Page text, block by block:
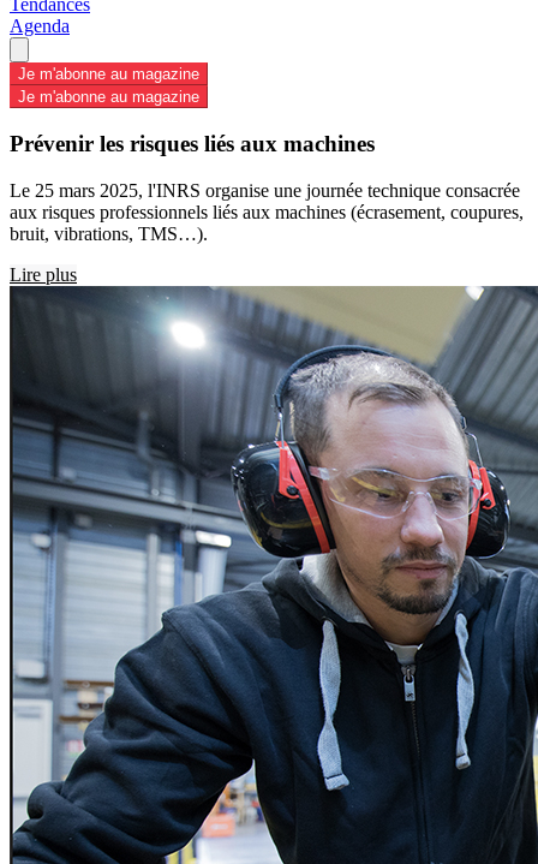
Tendances
Agenda
Je m'abonne au magazine
Je m'abonne au magazine
Prévenir les risques liés aux machines
Le 25 mars 2025, l'INRS organise une journée technique consacrée
aux risques professionnels liés aux machines (écrasement, coupures,
bruit, vibrations, TMS…).
Lire plus